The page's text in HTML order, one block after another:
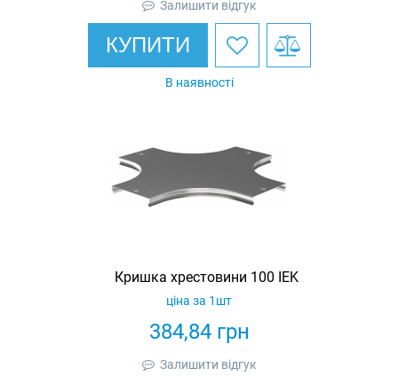
Залишити відгук
КУПИТИ
В наявності
Кришка хрестовини 100 IEK
384,84грн
ціна за 1шт
Залишити відгук